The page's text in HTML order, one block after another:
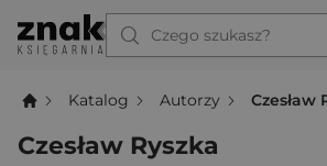
Czego szukasz?
Katalog Autorzy Czesław
Czesław Ryszka